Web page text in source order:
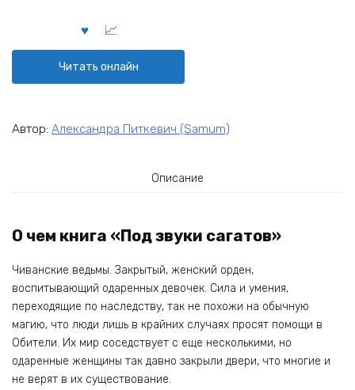
Читать онлайн
Автор: Александра Питкевич (Samum)
Описание
О чем книга «Под звуки сагатов»
Чиванские ведьмы. Закрытый, женский орден,
воспитывающий одаренных девочек. Сила и умения,
переходящие по наследству, так не похожи на обычную
магию, что люди лишь в крайних случаях просят помощи в
Обители. Их мир соседствует с еще несколькими, но
одаренные женщины так давно закрыли двери, что многие и
не верят в их существование.